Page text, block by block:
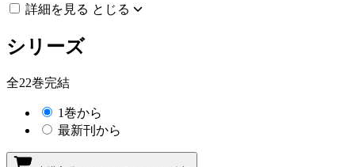
詳細を見る とじる
シリーズ
全22巻完結
1巻から
最新刊から